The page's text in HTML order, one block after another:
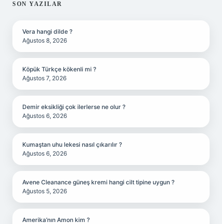
SON YAZILAR
Vera hangi dilde ?
Ağustos 8, 2026
Köpük Türkçe kökenli mi ?
Ağustos 7, 2026
Demir eksikliği çok ilerlerse ne olur ?
Ağustos 6, 2026
Kumaştan uhu lekesi nasıl çıkarılır ?
Ağustos 6, 2026
Avene Cleanance güneş kremi hangi cilt tipine uygun ?
Ağustos 5, 2026
Amerika’nın Amon kim ?